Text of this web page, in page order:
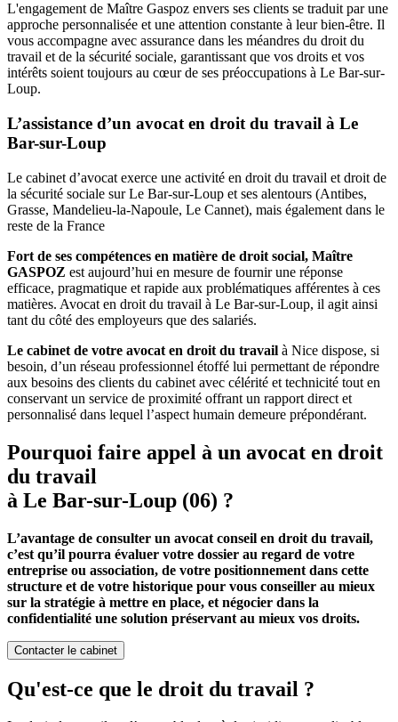
L'engagement de Maître Gaspoz envers ses clients se traduit par une
approche personnalisée et une attention constante à leur bien-être. Il
vous accompagne avec assurance dans les méandres du droit du
travail et de la sécurité sociale, garantissant que vos droits et vos
intérêts soient toujours au cœur de ses préoccupations à Le Bar-sur-
Loup.
L’assistance d’un avocat en droit du travail à Le
Bar-sur-Loup
Le cabinet d’avocat exerce une activité en droit du travail et droit de
la sécurité sociale sur Le Bar-sur-Loup et ses alentours (Antibes,
Grasse, Mandelieu-la-Napoule, Le Cannet), mais également dans le
reste de la France
Fort de ses compétences en matière de droit social, Maître
GASPOZ est aujourd’hui en mesure de fournir une réponse
efficace, pragmatique et rapide aux problématiques afférentes à ces
matières. Avocat en droit du travail à Le Bar-sur-Loup, il agit ainsi
tant du côté des employeurs que des salariés.
Le cabinet de votre avocat en droit du travail à Nice dispose, si
besoin, d’un réseau professionnel étoffé lui permettant de répondre
aux besoins des clients du cabinet avec célérité et technicité tout en
conservant un service de proximité offrant un rapport direct et
personnalisé dans lequel l’aspect humain demeure prépondérant.
Pourquoi faire appel à un avocat en droit
du travail
à Le Bar-sur-Loup (06) ?
L’avantage de consulter un avocat conseil en droit du travail,
c’est qu’il pourra évaluer votre dossier au regard de votre
entreprise ou association, de votre positionnement dans cette
structure et de votre historique pour vous conseiller au mieux
sur la stratégie à mettre en place, et négocier dans la
confidentialité une solution préservant au mieux vos droits.
Contacter le cabinet
Qu'est-ce que le droit du travail ?